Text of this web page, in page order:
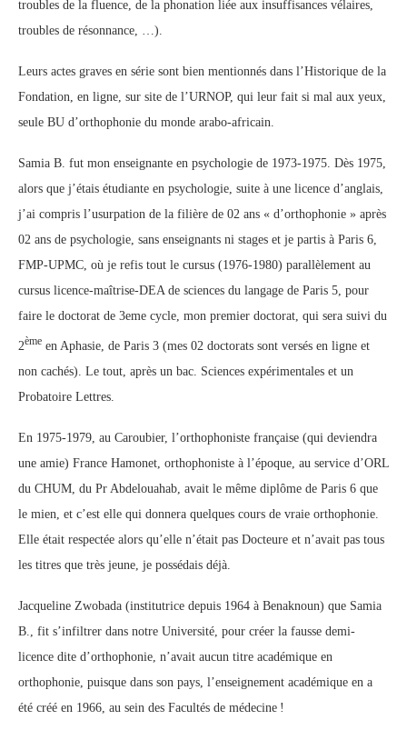
troubles de la fluence, de la phonation liée aux insuffisances vélaires,
troubles de résonnance, …).
Leurs actes graves en série sont bien mentionnés dans l’Historique de la
Fondation, en ligne, sur site de l’URNOP, qui leur fait si mal aux yeux,
seule BU d’orthophonie du monde arabo-africain.
Samia B. fut mon enseignante en psychologie de 1973-1975. Dès 1975,
alors que j’étais étudiante en psychologie, suite à une licence d’anglais,
j’ai compris l’usurpation de la filière de 02 ans « d’orthophonie » après
02 ans de psychologie, sans enseignants ni stages et je partis à Paris 6,
FMP-UPMC, où je refis tout le cursus (1976-1980) parallèlement au
cursus licence-maîtrise-DEA de sciences du langage de Paris 5, pour
faire le doctorat de 3eme cycle, mon premier doctorat, qui sera suivi du
2ème en Aphasie, de Paris 3 (mes 02 doctorats sont versés en ligne et
non cachés). Le tout, après un bac. Sciences expérimentales et un
Probatoire Lettres.
En 1975-1979, au Caroubier, l’orthophoniste française (qui deviendra
une amie) France Hamonet, orthophoniste à l’époque, au service d’ORL
du CHUM, du Pr Abdelouahab, avait le même diplôme de Paris 6 que
le mien, et c’est elle qui donnera quelques cours de vraie orthophonie.
Elle était respectée alors qu’elle n’était pas Docteure et n’avait pas tous
les titres que très jeune, je possédais déjà.
Jacqueline Zwobada (institutrice depuis 1964 à Benaknoun) que Samia
B., fit s’infiltrer dans notre Université, pour créer la fausse demi-
licence dite d’orthophonie, n’avait aucun titre académique en
orthophonie, puisque dans son pays, l’enseignement académique en a
été créé en 1966, au sein des Facultés de médecine !